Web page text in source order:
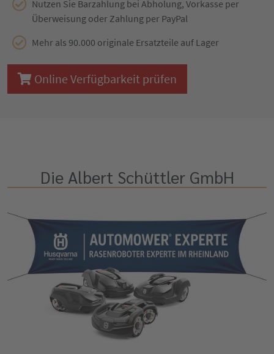
Nutzen Sie Barzahlung bei Abholung, Vorkasse per
Überweisung oder Zahlung per PayPal
Mehr als 90.000 originale Ersatzteile auf Lager
Online Verfügbarkeit prüfen
Die Albert Schüttler GmbH